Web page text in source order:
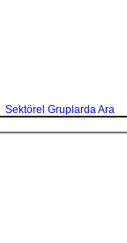
Sektörel Gruplarda Ara